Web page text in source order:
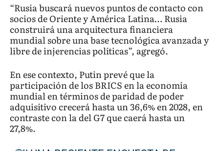
“Rusia buscará nuevos puntos de contacto con
socios de Oriente y América Latina… Rusia
construirá una arquitectura financiera
mundial sobre una base tecnológica avanzada y
libre de injerencias políticas”, agregó.
En ese contexto, Putin prevé que la
participación de los BRICS en la economía
mundial en términos de paridad de poder
adquisitivo crecerá hasta un 36,6% en 2028, en
contraste con la del G7 que caerá hasta un
27,8%.